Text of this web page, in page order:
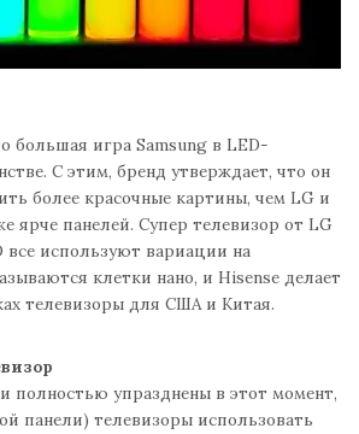
большая игра Samsung в LED-
С этим, бренд утверждает, что он
более красочные картины, чем LG и
ярче панелей. Супер телевизор от LG
все используют вариации на
клетки нано, и Hisense делает
телевизоры для США и Китая.
полностью упразднены в этот момент,
панели) телевизоры использовать